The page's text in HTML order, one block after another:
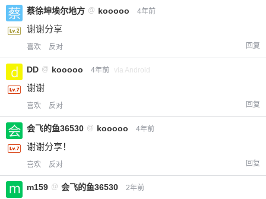
蔡徐坤埃尔地方 @ kooooo 4年前
谢谢分享
喜欢 反对 回复
DD @ kooooo 4年前 via Android
谢谢
喜欢 反对 回复
会飞的鱼36530 @ kooooo 4年前
谢谢分享！
喜欢 反对 回复
m159 @ 会飞的鱼36530 2年前
您没有权限发布内容，请购买会员或者提升权
限。